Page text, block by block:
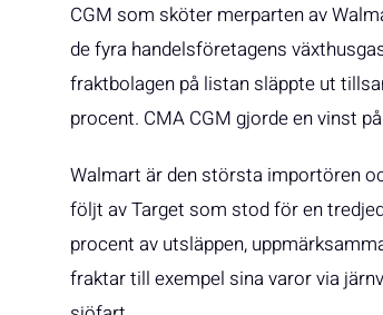
CGM som sköter merparten av
de fyra handelsföretagens
fraktbolagen på listan släppte ut
procent. CMA CGM gjorde en vinst
Walmart är den största importören
följt av Target som stod för en
procent av utsläppen,
fraktar till exempel sina varor via